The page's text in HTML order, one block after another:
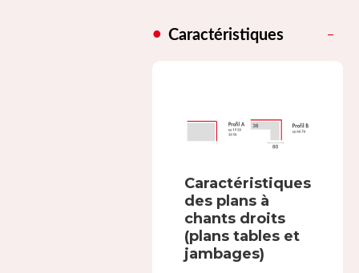
Caractéristiques
Caractéristiques
des plans à
chants droits
(plans tables et
jambages)